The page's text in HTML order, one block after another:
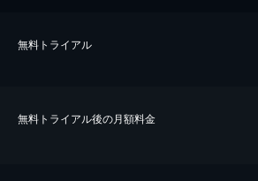
無料トライアル
無料トライアル後の⽉額料金